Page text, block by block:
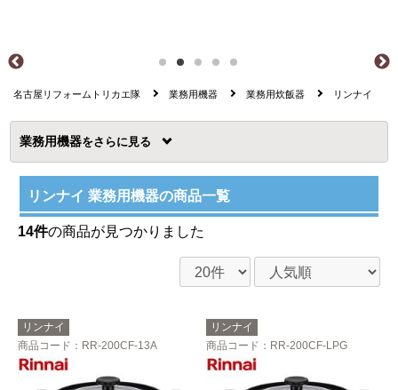
名古屋リフォームトリカエ隊 業務用機器 業務用炊飯器 リンナイ
業務用機器を
リンナイ 業務用機器の商品一覧
14件の商品が見つかりました
リンナイ
商品コード ：RR-200CF-13A
リンナイ
商品コード ：RR-200CF-LPG